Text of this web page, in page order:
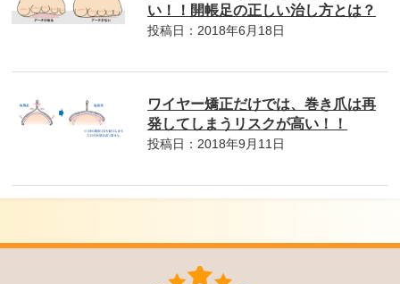
い！！開帳足の正しい治し方とは？
投稿日：2018年6月18日
ワイヤー矯正だけでは、巻き爪は再
発してしまうリスクが高い！！
投稿日：2018年9月11日